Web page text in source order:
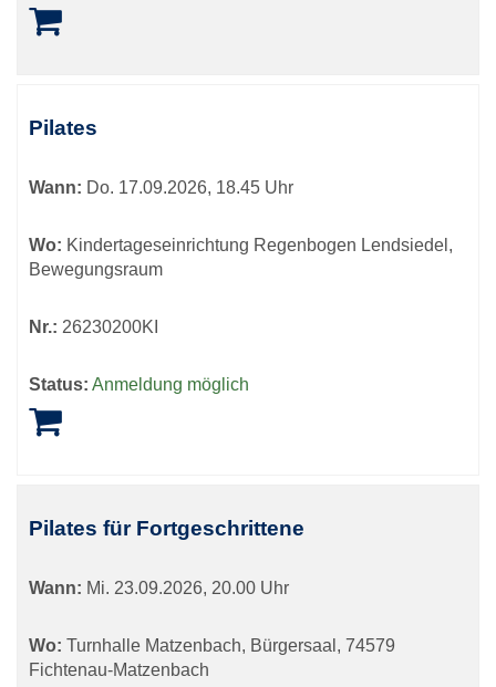
Pilates
Wann: Do. 17.09.2026, 18.45 Uhr
Wo: Kindertageseinrichtung Regenbogen Lendsiedel,
Bewegungsraum
Nr.: 26230200KI
Status: Anmeldung möglich
Pilates für Fortgeschrittene
Wann: Mi. 23.09.2026, 20.00 Uhr
Wo: Turnhalle Matzenbach, Bürgersaal, 74579
Fichtenau-Matzenbach